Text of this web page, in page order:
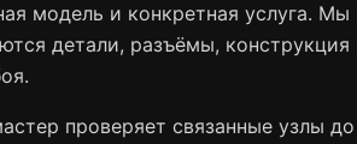
модель и конкретная услуга.
детали, разъёмы, конструкция
проверяет связанные узлы